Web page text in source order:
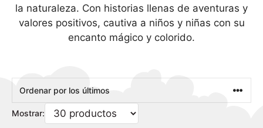
la naturaleza. Con historias llenas de aventuras y
valores positivos, cautiva a niños y niñas con su
encanto mágico y colorido.
Mostrar: